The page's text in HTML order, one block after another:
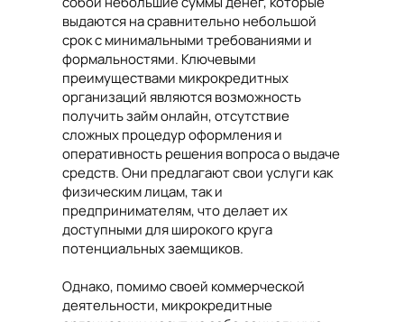
выдаются на сравнительно небольшой
срок с минимальными требованиями и
формальностями. Ключевыми
преимуществами микрокредитных
организаций являются возможность
получить займ онлайн, отсутствие
сложных процедур оформления и
оперативность решения вопроса о выдаче
средств. Они предлагают свои услуги как
физическим лицам, так и
предпринимателям, что делает их
доступными для широкого круга
потенциальных заемщиков.
Однако, помимо своей коммерческой
деятельности, микрокредитные